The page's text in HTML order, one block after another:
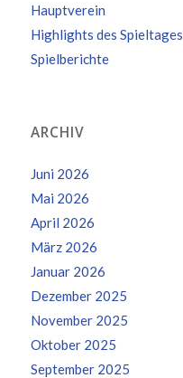
Hauptverein
Highlights des Spieltages
Spielberichte
ARCHIV
Juni 2026
Mai 2026
April 2026
März 2026
Januar 2026
Dezember 2025
November 2025
Oktober 2025
September 2025